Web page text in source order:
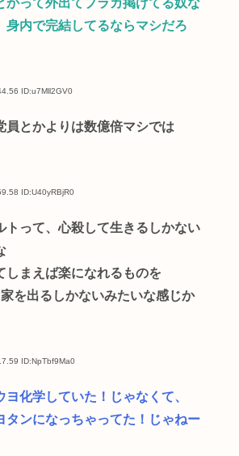
かって外出てプラカ掲げてる奴な
身内で完結してるならマシだろ
ID:u7Mll2GV0
員とかよりは数億倍マシでは
ID:U40yRBjR0
トって、心殺して生きるしかない
しまえば楽になれるものを
を出るしかないみたいな感じか
ID:NpTbf9Ma0
ヨ化学していた！じゃなくて、
タンになっちゃってた！じゃねー